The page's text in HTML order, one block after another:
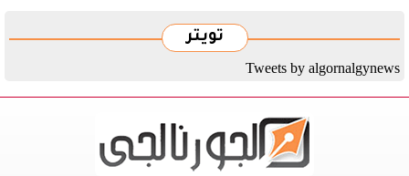
تويتر
Tweets by algornalgynews